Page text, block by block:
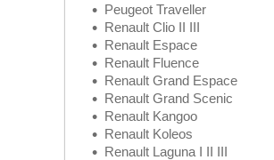
Peugeot Traveller
Renault Clio II III
Renault Espace
Renault Fluence
Renault Grand Espace
Renault Grand Scenic
Renault Kangoo
Renault Koleos
Renault Laguna I II III